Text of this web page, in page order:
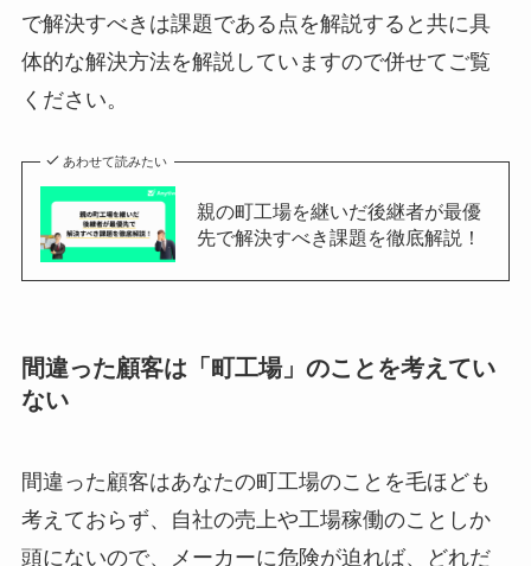
で解決すべきは課題である点を解説すると共に具
体的な解決方法を解説していますので併せてご覧
ください。
あわせて読みたい
親の町工場を継いだ後継者が最優
先で解決すべき課題を徹底解説！
間違った顧客は「町工場」のことを考えてい
ない
間違った顧客はあなたの町工場のことを毛ほども
考えておらず、自社の売上や工場稼働のことしか
頭にないので、メーカーに危険が迫れば、どれだ